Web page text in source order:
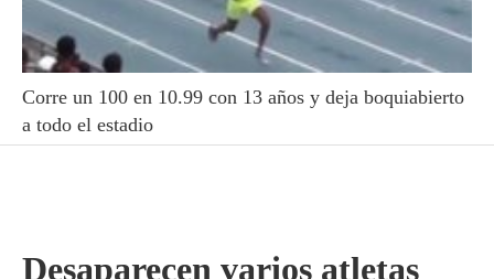
Corre un 100 en 10.99 con 13 años y deja boquiabierto
a todo el estadio